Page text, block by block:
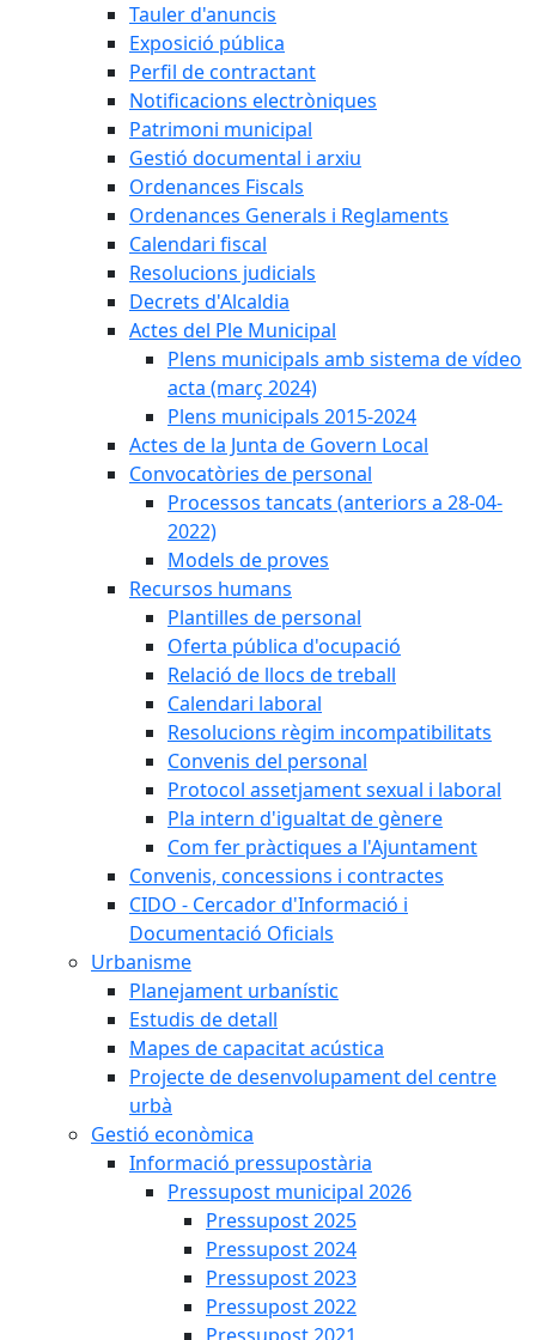
Tauler d'anuncis
Exposició pública
Perfil de contractant
Notificacions electròniques
Patrimoni municipal
Gestió documental i arxiu
Ordenances Fiscals
Ordenances Generals i Reglaments
Calendari fiscal
Resolucions judicials
Decrets d'Alcaldia
Actes del Ple Municipal
Plens municipals amb sistema de vídeo
acta (març 2024)
Plens municipals 2015-2024
Actes de la Junta de Govern Local
Convocatòries de personal
Processos tancats (anteriors a 28-04-
2022)
Models de proves
Recursos humans
Plantilles de personal
Oferta pública d'ocupació
Relació de llocs de treball
Calendari laboral
Resolucions règim incompatibilitats
Convenis del personal
Protocol assetjament sexual i laboral
Pla intern d'igualtat de gènere
Com fer pràctiques a l'Ajuntament
Convenis, concessions i contractes
CIDO - Cercador d'Informació i
Documentació Oficials
Urbanisme
Planejament urbanístic
Estudis de detall
Mapes de capacitat acústica
Projecte de desenvolupament del centre
urbà
Gestió econòmica
Informació pressupostària
Pressupost municipal 2026
Pressupost 2025
Pressupost 2024
Pressupost 2023
Pressupost 2022